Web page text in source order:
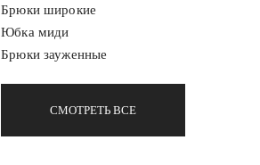
Брюки широкие
Юбка миди
Брюки зауженные
СМОТРЕТЬ ВСЕ